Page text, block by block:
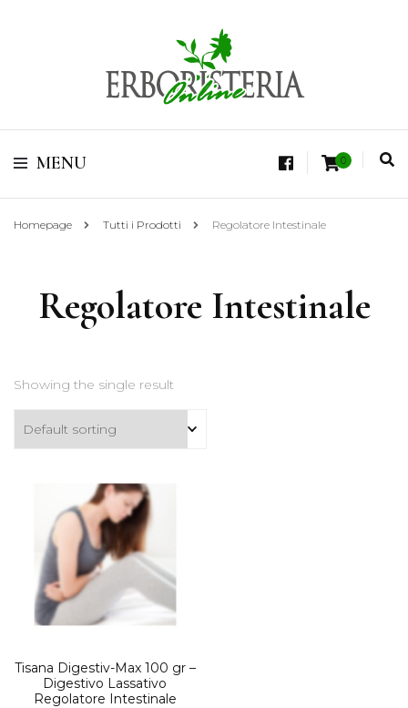
Erboristeria Shop
Online Tisane
Vendita di Botaniche, Erbe e Spezie Officinali, Tisane Terapeutiche Esclusive,
MENU 0
Homepage Tutti i Prodotti Regolatore Intestinale
Regolatore Intestinale
Showing the single result
Tisana Digestiv-Max 100 gr –
Digestivo Lassativo
Regolatore Intestinale